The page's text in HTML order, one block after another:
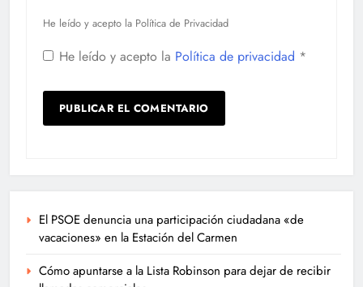
El PSOE denuncia una participación ciudadana «de
vacaciones» en la Estación del Carmen
Cómo apuntarse a la Lista Robinson para dejar de recibir
He leído y acepto la Política de Privacidad
He leído y acepto la Política de privacidad *